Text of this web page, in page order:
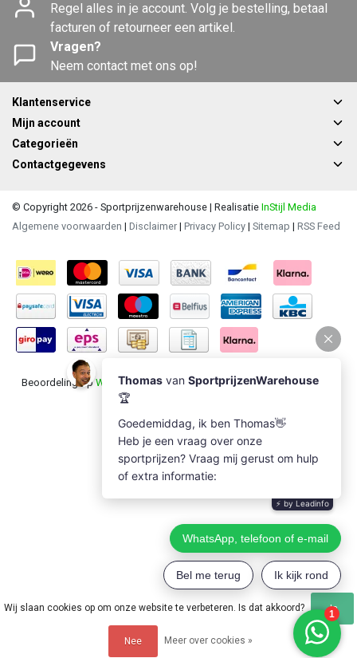
Regel alles in je account. Volg je bestelling, betaal
facturen of retourneer een artikel.
Vragen?
Neem contact met ons op!
Klantenservice
Mijn account
Categorieën
Contactgegevens
© Copyright 2026 - Sportprijzenwarehouse | Realisatie InStijl Media
Algemene voorwaarden | Disclaimer | Privacy Policy | Sitemap | RSS Feed
Beoordeling opWebwinkel Keurvoor Sportprijzenwarehouse: 9.5/10
(1235 beoordelingen)
Wij slaan cookies op om onze website te verbeteren. Is dat akkoord? Ja
Nee Meer over cookies »